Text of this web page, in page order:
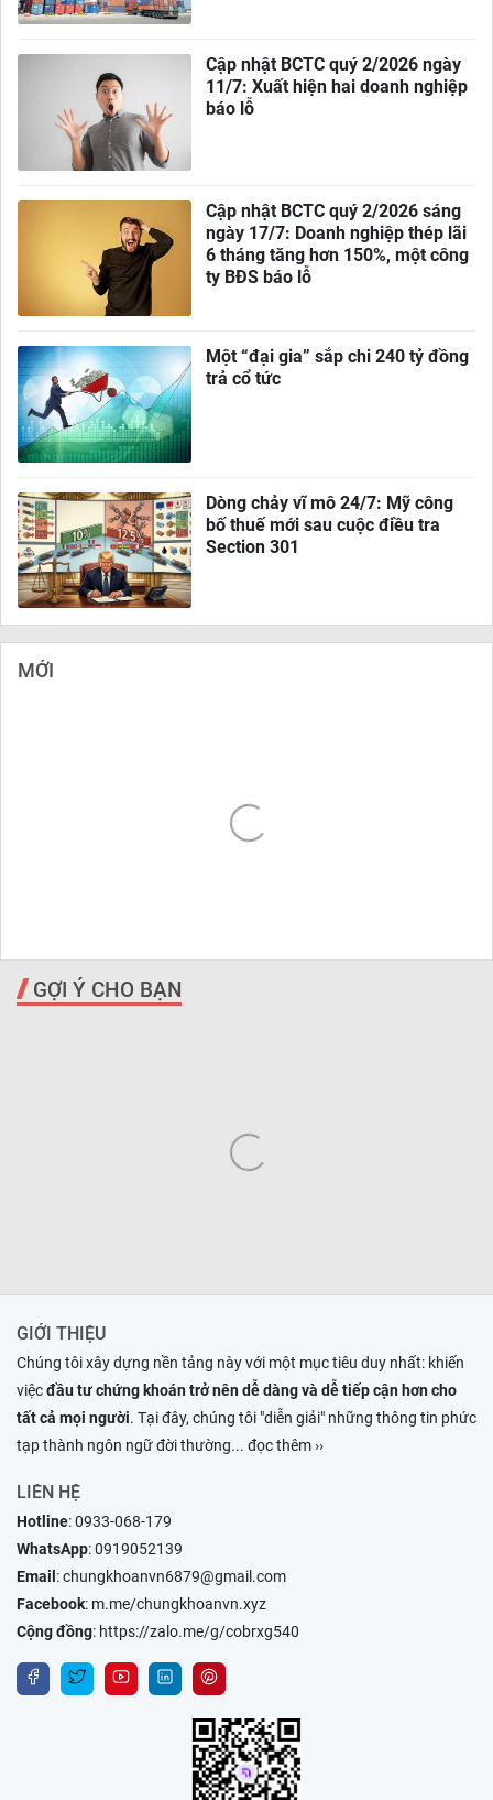
Cập nhật BCTC quý 2/2026 ngày
11/7: Xuất hiện hai doanh nghiệp
báo lỗ
Cập nhật BCTC quý 2/2026 sáng
ngày 17/7: Doanh nghiệp thép lãi
6 tháng tăng hơn 150%, một công
ty BĐS báo lỗ
Một “đại gia” sắp chi 240 tỷ đồng
trả cổ tức
Dòng chảy vĩ mô 24/7: Mỹ công
bố thuế mới sau cuộc điều tra
Section 301
MỚI
GỢI Ý CHO BẠN
GIỚI THIỆU
Chúng tôi xây dựng nền tảng này với một mục tiêu duy nhất: khiến
việcđầu tư chứng khoán trở nên dễ dàng và dễ tiếp cận hơn cho
tất cả mọi người. Tại đây, chúng tôi "diễn giải" những thông tin phức
tạp thành ngôn ngữ đời thường... đọc thêm ››
LIÊN HỆ
Hotline:0933-068-179
WhatsApp:0919052139
Email :chungkhoanvn6879@gmail.com
Facebook: m.me/chungkhoanvn.xyz
Cộng đồng: https://zalo.me/g/cobrxg540